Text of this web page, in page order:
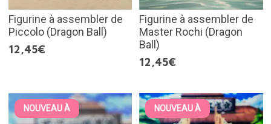
Figurine à assembler de
Piccolo (Dragon Ball)
12,45€
Figurine à assembler de
Master Rochi (Dragon
Ball)
12,45€
NOUVEAU À NOUVEAU À